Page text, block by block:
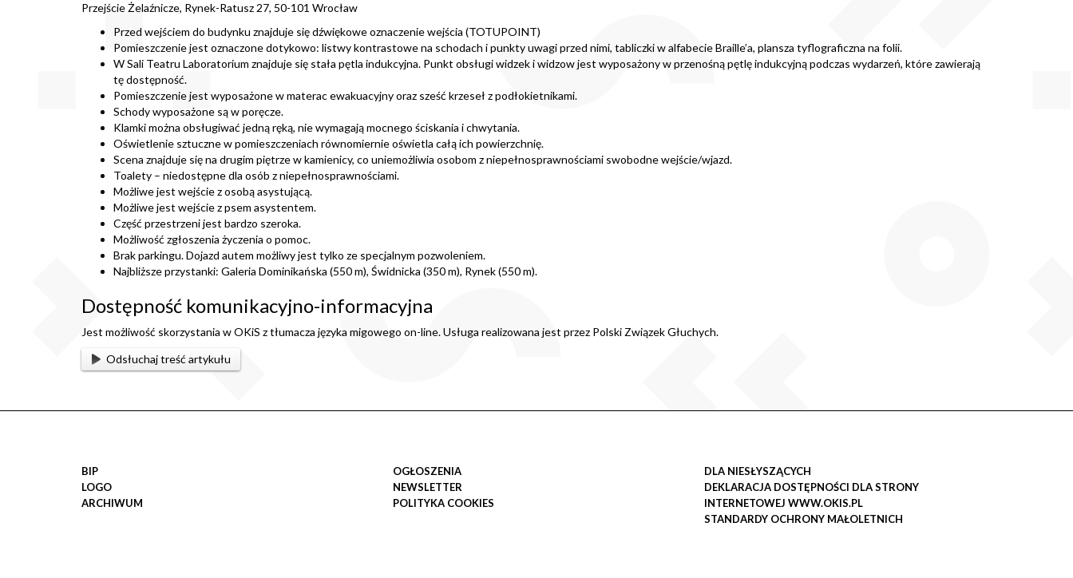
Przejście Żelaźnicze, Rynek-Ratusz 27, 50-101 Wrocław
Przed wejściem do budynku znajduje się dźwiękowe oznaczenie wejścia (TOTUPOINT)
Pomieszczenie jest oznaczone dotykowo: listwy kontrastowe na schodach i punkty uwagi przed nimi, tabliczki w alfabecie Braille’a, plansza tyflograficzna na folii.
W Sali Teatru Laboratorium znajduje się stała pętla indukcyjna. Punkt obsługi widzek i widzow jest wyposażony w przenośną pętlę indukcyjną podczas wydarzeń, które zawierają
tę dostępność.
Pomieszczenie jest wyposażone w materac ewakuacyjny oraz sześć krzeseł z podłokietnikami.
Schody wyposażone są w poręcze.
Klamki można obsługiwać jedną ręką, nie wymagają mocnego ściskania i chwytania.
Oświetlenie sztuczne w pomieszczeniach równomiernie oświetla całą ich powierzchnię.
Scena znajduje się na drugim piętrze w kamienicy, co uniemożliwia osobom z niepełnosprawnościami swobodne wejście/wjazd.
Toalety – niedostępne dla osób z niepełnosprawnościami.
Możliwe jest wejście z osobą asystującą.
Możliwe jest wejście z psem asystentem.
Część przestrzeni jest bardzo szeroka.
Możliwość zgłoszenia życzenia o pomoc.
Brak parkingu. Dojazd autem możliwy jest tylko ze specjalnym pozwoleniem.
Najbliższe przystanki: Galeria Dominikańska (550 m), Świdnicka (350 m), Rynek (550 m).
Dostępność komunikacyjno-informacyjna
Jest możliwość skorzystania w OKiS z tłumacza języka migowego on-line. Usługa realizowana jest przez Polski Związek Głuchych.
Odsłuchaj treść artykułu
BIP
LOGO
ARCHIWUM
OGŁOSZENIA
NEWSLETTER
POLITYKA COOKIES
DLA NIESŁYSZĄCYCH
DEKLARACJA DOSTĘPNOŚCI DLA STRONY
INTERNETOWEJ WWW.OKIS.PL
STANDARDY OCHRONY MAŁOLETNICH